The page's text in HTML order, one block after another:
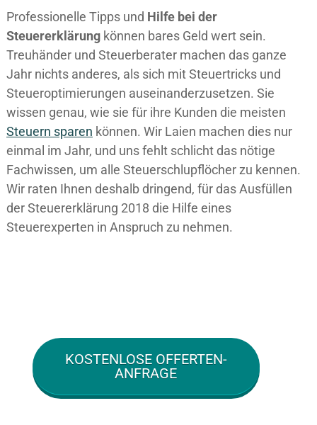
Professionelle Tipps und Hilfe bei der
Steuererklärung können bares Geld wert sein.
Treuhänder und Steuerberater machen das ganze
Jahr nichts anderes, als sich mit Steuertricks und
Steueroptimierungen auseinanderzusetzen. Sie
wissen genau, wie sie für ihre Kunden die meisten
Steuern sparen können. Wir Laien machen dies nur
einmal im Jahr, und uns fehlt schlicht das nötige
Fachwissen, um alle Steuerschlupflöcher zu kennen.
Wir raten Ihnen deshalb dringend, für das Ausfüllen
der Steuererklärung 2018 die Hilfe eines
Steuerexperten in Anspruch zu nehmen.
KOSTENLOSE OFFERTEN-
ANFRAGE